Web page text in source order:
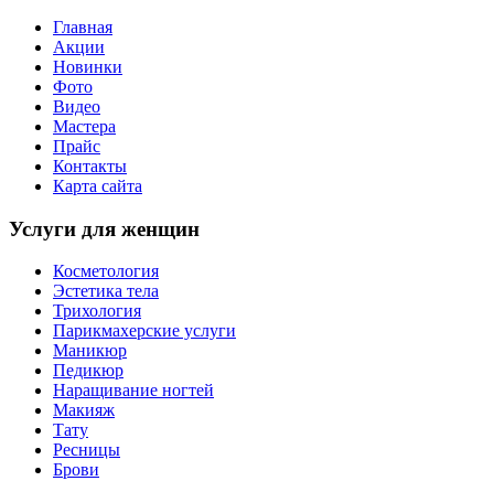
Главная
Акции
Новинки
Фото
Видео
Мастера
Прайс
Контакты
Карта сайта
Услуги для женщин
Косметология
Эстетика тела
Трихология
Парикмахерские услуги
Маникюр
Педикюр
Наращивание ногтей
Макияж
Тату
Ресницы
Брови